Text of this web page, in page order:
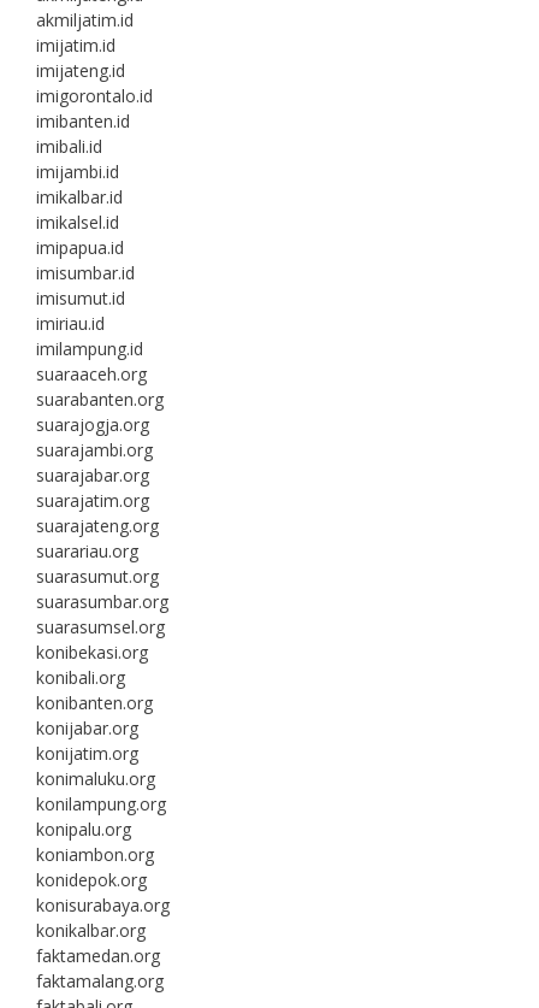
akmiljatim.id
imijatim.id
imijateng.id
imigorontalo.id
imibanten.id
imibali.id
imijambi.id
imikalbar.id
imikalsel.id
imipapua.id
imisumbar.id
imisumut.id
imiriau.id
imilampung.id
suaraaceh.org
suarabanten.org
suarajogja.org
suarajambi.org
suarajabar.org
suarajatim.org
suarajateng.org
suarariau.org
suarasumut.org
suarasumbar.org
suarasumsel.org
konibekasi.org
konibali.org
konibanten.org
konijabar.org
konijatim.org
konimaluku.org
konilampung.org
konipalu.org
koniambon.org
konidepok.org
konisurabaya.org
konikalbar.org
faktamedan.org
faktamalang.org